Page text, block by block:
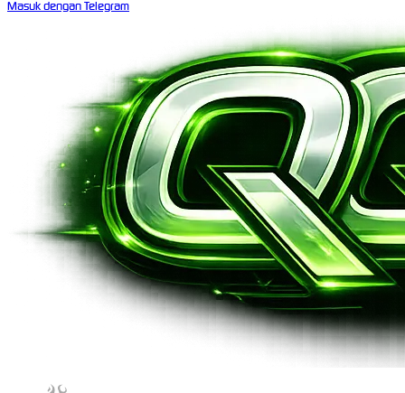
Masuk dengan Telegram